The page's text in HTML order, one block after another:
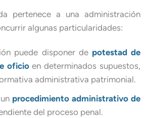
pertenece a una administración
algunas particularidades:
puede disponer de potestad de
oficioen determinados supuestos,
administrativa patrimonial.
procedimiento administrativo de
del proceso penal.